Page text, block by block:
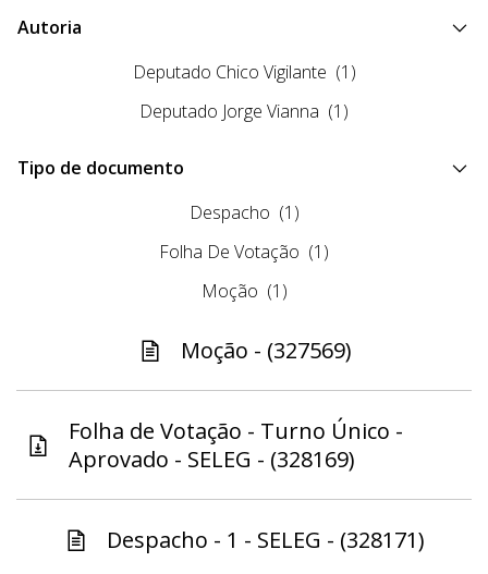
Autoria
Deputado Chico Vigilante (1)
Deputado Jorge Vianna (1)
Tipo de documento
Despacho (1)
Folha De Votação (1)
Moção (1)
Moção - (327569)
Folha de Votação - Turno Único -
Aprovado - SELEG - (328169)
Despacho - 1 - SELEG - (328171)